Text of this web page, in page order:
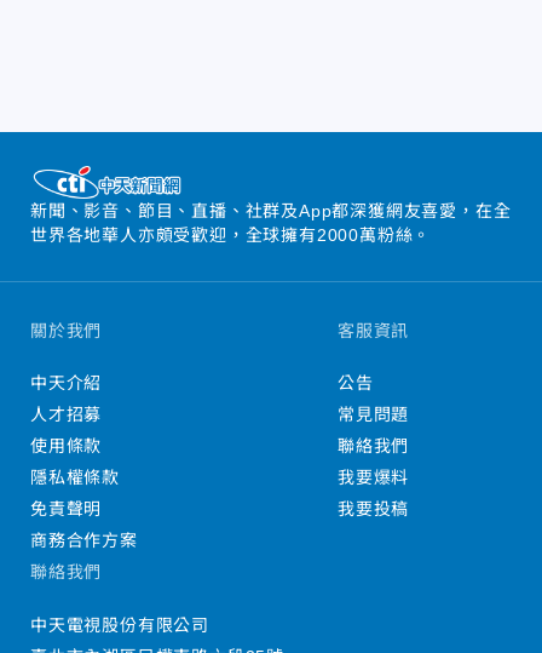
新聞、影音、節目、直播、社群及App都深獲網友喜愛，在全
世界各地華人亦頗受歡迎，全球擁有2000萬粉絲。
關於我們
中天介紹
人才招募
使用條款
隱私權條款
免責聲明
商務合作方案
客服資訊
公告
常見問題
聯絡我們
我要爆料
我要投稿
聯絡我們
中天電視股份有限公司